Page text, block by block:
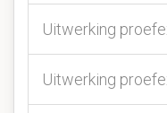
Uitwerking
Uitwerking